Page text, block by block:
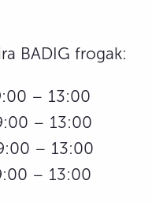
BADIG frogak:
– 13:00
– 13:00
– 13:00
– 13:00